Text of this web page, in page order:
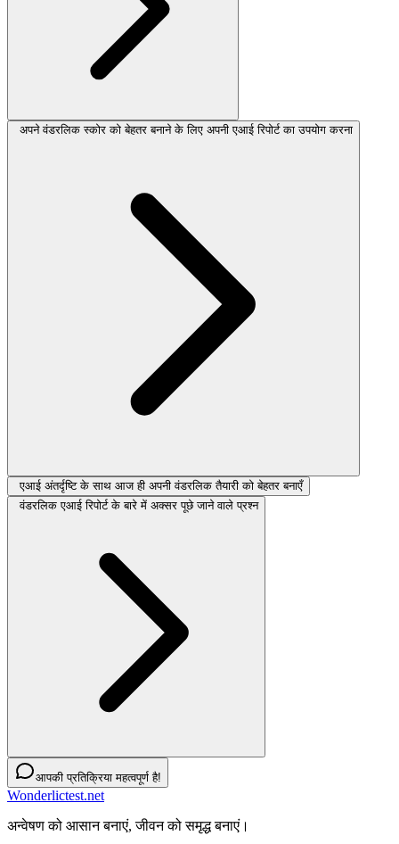
अपने वंडरलिक स्कोर को बेहतर बनाने के लिए अपनी एआई रिपोर्ट का उपयोग करना
एआई अंतर्दृष्टि के साथ आज ही अपनी वंडरलिक तैयारी को बेहतर बनाएँ
वंडरलिक एआई रिपोर्ट के बारे में अक्सर पूछे जाने वाले प्रश्न
आपकी प्रतिक्रिया महत्वपूर्ण है!
Wonderlictest.net
अन्वेषण को आसान बनाएं, जीवन को समृद्ध बनाएं।